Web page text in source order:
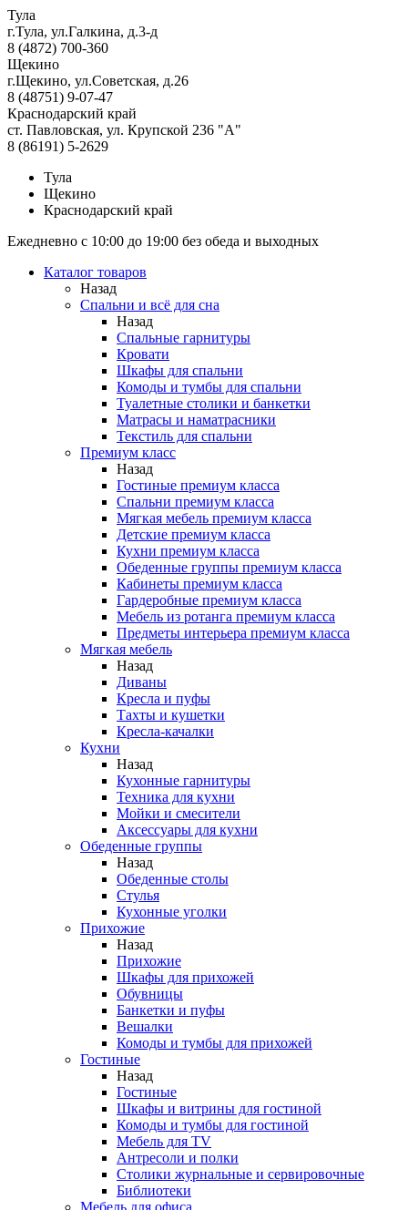
Тула
г.Тула, ул.Галкина, д.3-д
8 (4872) 700-360
Щекино
г.Щекино, ул.Советская, д.26
8 (48751) 9-07-47
Краснодарский край
ст. Павловская, ул. Крупской 236 "А"
8 (86191) 5-2629
Тула
Щекино
Краснодарский край
Ежедневно с 10:00 до 19:00 без обеда и выходных
Каталог товаров
Назад
Спальни и всё для сна
Назад
Спальные гарнитуры
Кровати
Шкафы для спальни
Комоды и тумбы для спальни
Туалетные столики и банкетки
Матрасы и наматрасники
Текстиль для спальни
Премиум класс
Назад
Гостиные премиум класса
Спальни премиум класса
Мягкая мебель премиум класса
Детские премиум класса
Кухни премиум класса
Обеденные группы премиум класса
Кабинеты премиум класса
Гардеробные премиум класса
Мебель из ротанга премиум класса
Предметы интерьера премиум класса
Мягкая мебель
Назад
Диваны
Кресла и пуфы
Тахты и кушетки
Кресла-качалки
Кухни
Назад
Кухонные гарнитуры
Техника для кухни
Мойки и смесители
Аксессуары для кухни
Обеденные группы
Назад
Обеденные столы
Стулья
Кухонные уголки
Прихожие
Назад
Прихожие
Шкафы для прихожей
Обувницы
Банкетки и пуфы
Вешалки
Комоды и тумбы для прихожей
Гостиные
Назад
Гостиные
Шкафы и витрины для гостиной
Комоды и тумбы для гостиной
Мебель для TV
Антресоли и полки
Столики журнальные и сервировочные
Библиотеки
Мебель для офиса